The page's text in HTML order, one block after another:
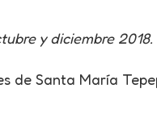
y diciembre 2018.
de Santa María